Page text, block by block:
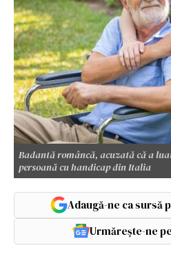
Badantă româncă, acuzată că a
persoană cu handicap din Italia
Adaugă-ne ca sursă
Urmărește-ne